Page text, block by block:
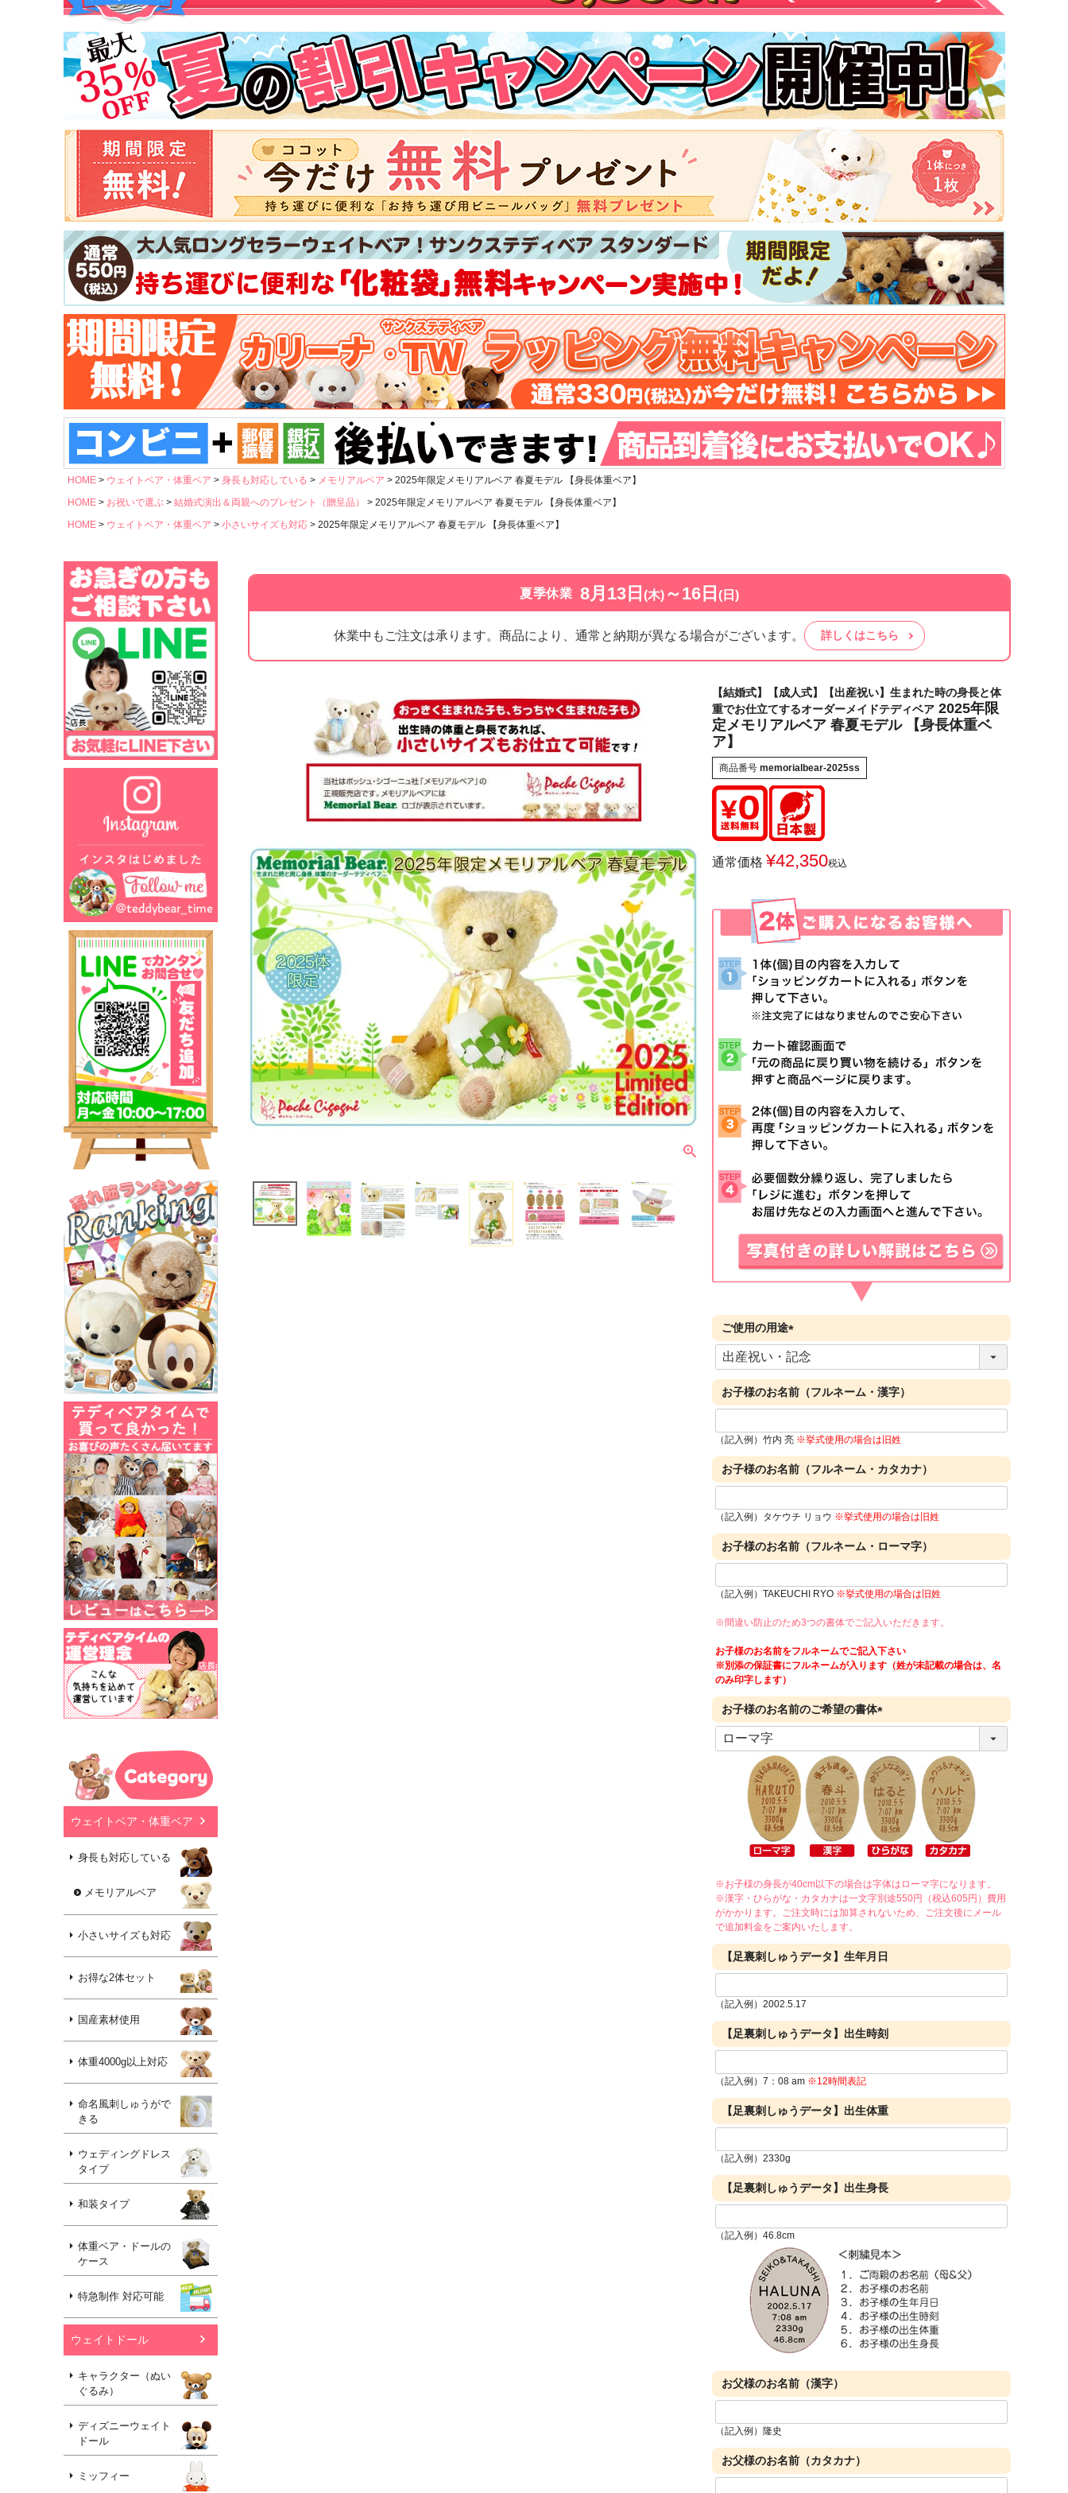
HOME ウェイトベア・体重ベア 身長も対応している メモリアルベア
2025年限定メモリアルベア 春夏モデル 【身長体重ベア】
HOME
お祝いで選ぶ 結婚式演出＆両親へのプレゼント（贈呈品）
2025年限定メモリアルベア 春夏モデル 【身長体重ベア】
HOME
ウェイトベア・体重ベア 小さいサイズも対応 2025年限定メモリアルベア 春夏モデル 【身長体重ベア】
ウェイトベア・体重ベア
身長も対応している
メモリアルベア
小さいサイズも対応
お得な2体セット
国産素材使用
体重4000g以上対応
命名風刺しゅうがで
きる
ウェディングドレス
タイプ
和装タイプ
体重ベア・ドールの
ケース
特急制作 対応可能
ウェイトドール
キャラクター（ぬい
ぐるみ）
ディズニーウェイト
ドール
ミッフィー
夏季休業 8月13日 (木)～16日 (日)
休業中もご注文は承ります。商品により、通常と納期が異なる場合がございます。 詳しくはこちら
【結婚式】【成人式】【出産祝い】生まれた時の身長と体
重でお仕立てするオーダーメイドテディベア 2025年限
定メモリアルベア 春夏モデル 【身長体重ベ
ア】
商品番号 memorialbear-2025ss
通常価格 ¥42,350税込
ご使用の用途
(
必
須
)
お子様のお名前（フルネーム・漢字）
（記入例）竹内 亮 ※挙式使用の場合は旧姓
お子様のお名前（フルネーム・カタカナ）
（記入例）タケウチ リョウ ※挙式使用の場合は旧姓
お子様のお名前（フルネーム・ローマ字）
（記入例）TAKEUCHI RYO ※挙式使用の場合は旧姓
※間違い防止のため3つの書体でご記入いただきます。
お子様のお名前をフルネームでご記入下さい
※別添の保証書にフルネームが入ります（姓が未記載の場合は、名
のみ印字します）
お子様のお名前のご希望の書体
(
須
)
※お子様の身長が40cm以下の場合は字体はローマ字になります。
※漢字・ひらがな・カタカナは一文字別途550円（税込605円）費用
がかかります。ご注文時には加算されないため、ご注文後にメール
で追加料金をご案内いたします。
【足裏刺しゅうデータ】生年月日
（記入例）2002.5.17
【足裏刺しゅうデータ】出生時刻
（記入例）7：08 am ※12時間表記
【足裏刺しゅうデータ】出生体重
（記入例）2330g
【足裏刺しゅうデータ】出生身長
（記入例）46.8cm
お父様のお名前（漢字）
（記入例）隆史
お父様のお名前（カタカナ）